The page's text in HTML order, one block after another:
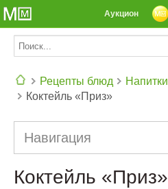
Аукцион
Рецепты блюд Напитки
Коктейль «Приз»
Навигация
Коктейль «Приз»